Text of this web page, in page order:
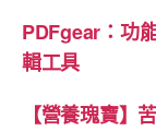
PDFgear：功
輯工具
【營養瑰寶】